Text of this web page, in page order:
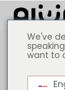
We've
want to